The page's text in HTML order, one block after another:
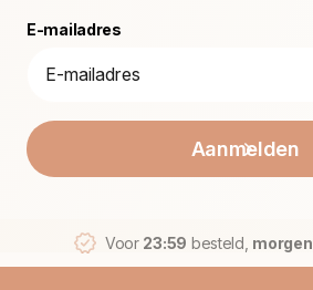
E-mailadres
Aanmelden
Voor 23:59 besteld, morgen